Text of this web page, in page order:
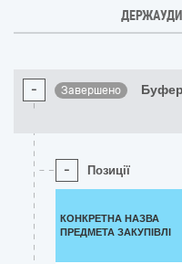
- Завершено
- Позиції
КОНКРЕТНА НАЗВА
ПРЕДМЕТА ЗАКУПІВЛІ